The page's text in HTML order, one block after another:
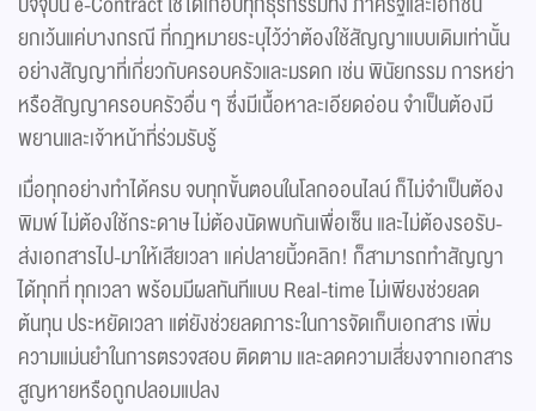
ยกเว้นแค่บางกรณี ที่กฎหมายระบุไว้ว่าต้องใช้สัญญาแบบเดิมเท่านั้น
อย่างสัญญาที่เกี่ยวกับครอบครัวและมรดก เช่น พินัยกรรม การหย่า
หรือสัญญาครอบครัวอื่น ๆ ซึ่งมีเนื้อหาละเอียดอ่อน จำเป็นต้องมี
พยานและเจ้าหน้าที่ร่วมรับรู้
เมื่อทุกอย่างทำได้ครบ จบทุกขั้นตอนในโลกออนไลน์ ก็ไม่จำเป็นต้อง
พิมพ์ ไม่ต้องใช้กระดาษ ไม่ต้องนัดพบกันเพื่อเซ็น และไม่ต้องรอรับ-
ส่งเอกสารไป-มาให้เสียเวลา แค่ปลายนิ้วคลิก! ก็สามารถทำสัญญา
ได้ทุกที่ ทุกเวลา พร้อมมีผลทันทีแบบ Real-time ไม่เพียงช่วยลด
ต้นทุน ประหยัดเวลา แต่ยังช่วยลดภาระในการจัดเก็บเอกสาร เพิ่ม
ความแม่นยำในการตรวจสอบ ติดตาม และลดความเสี่ยงจากเอกสาร
สูญหายหรือถูกปลอมแปลง